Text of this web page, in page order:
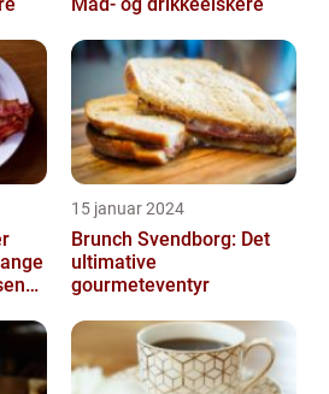
15 januar 2024
Brunch Svendborg: Det
ultimative
gourmeteventyr